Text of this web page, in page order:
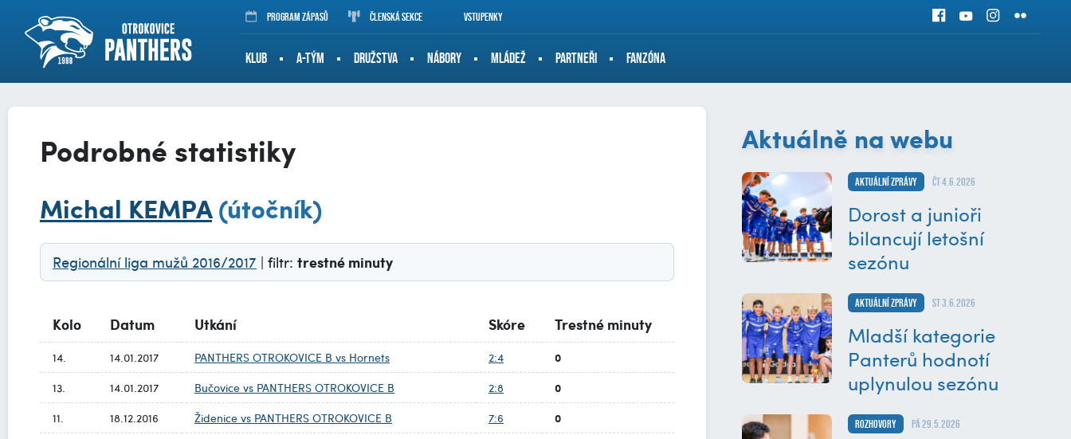
Program zápasů Členská sekce Vstupenky
KLUB A-TÝM DRUŽSTVA NÁBORY MLÁDEŽ PARTNEŘI FANZÓNA
Podrobné statistiky
Michal KEMPA(útočník)
Regionální liga mužů 2016/2017 | filtr: trestné minuty
Kolo Datum Utkání Skóre Trestné minuty
14. 14.01.2017 PANTHERS OTROKOVICE B vs Hornets 2:4 0
13. 14.01.2017 Bučovice vs PANTHERS OTROKOVICE B 2:8 0
11. 18.12.2016 Židenice vs PANTHERS OTROKOVICE B 7:6 0
Aktuálně na webu
Aktuální zprávy čt 4.6.2026
Dorost a junioři
bilancují letošní
sezónu
Aktuální zprávy st 3.6.2026
Mladší kategorie
Panterů hodnotí
uplynulou sezónu
Rozhovory pá 29.5.2026